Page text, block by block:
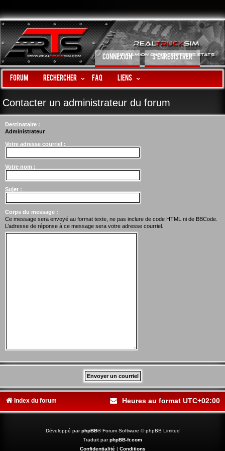
CONNEXION S’ENREGISTRER
Forum Rechercher FAQ LIENS
Contacter un administrateur du forum
Destinataire :
Administrateur
Votre adresse courriel :
Votre nom :
Sujet :
Corps du message :
Ce message sera envoyé au format texte, ne pas inclure de code HTML ni de BBCode.
L’adresse de réponse à ce message sera votre adresse courriel.
Index du forum Heures au format UTC+02:00
Développé parphpBB® Forum Software © phpBB Limited
Traduit parphpBB-fr.com
Confidentialité| Conditions